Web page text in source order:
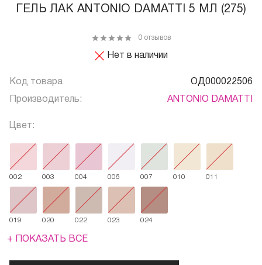
ГЕЛЬ ЛАК ANTONIO DAMATTI 5 МЛ (275)
Нет в наличии
0 отзывов
Код товара ОД000022506
Производитель: ANTONIO DAMATTI
Цвет:
002 003 004 006 007 010 011
019 020 022 023 024
+ ПОКАЗАТЬ ВСЕ